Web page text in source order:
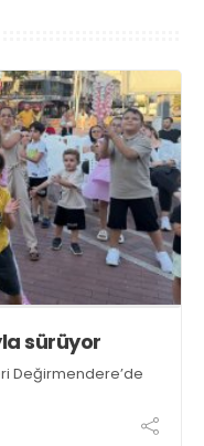
sürüyor
Değirmendere’de